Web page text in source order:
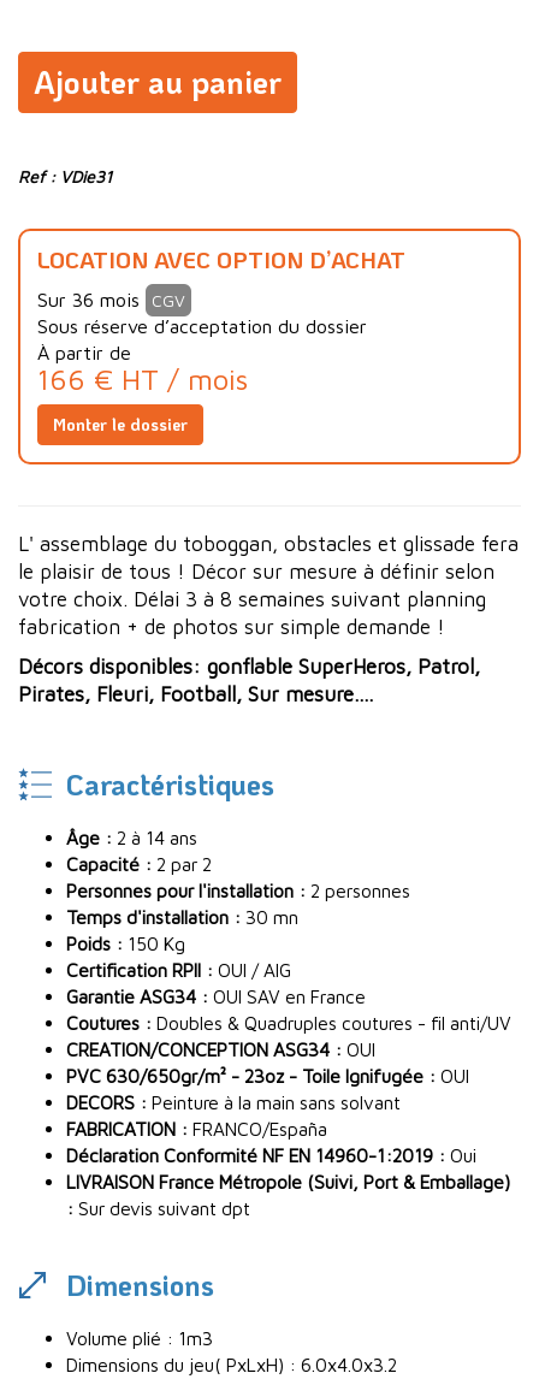
Ajouter au panier
Ref : VDie31
LOCATION AVEC OPTION D’ACHAT
Sur 36 mois CGV
Sous réserve d’acceptation du dossier
À partir de
166 € HT / mois
Monter le dossier
L' assemblage du toboggan, obstacles et glissade fera
le plaisir de tous ! Décor sur mesure à définir selon
votre choix. Délai 3 à 8 semaines suivant planning
fabrication + de photos sur simple demande !
Décors disponibles: gonflable SuperHeros, Patrol,
Pirates, Fleuri, Football, Sur mesure....
Caractéristiques
Âge : 2 à 14 ans
Capacité : 2 par 2
Personnes pour l'installation : 2 personnes
Temps d'installation : 30 mn
Poids : 150 Kg
Certification RPII : OUI / AIG
Garantie ASG34 : OUI SAV en France
Coutures : Doubles & Quadruples coutures - fil anti/UV
CREATION/CONCEPTION ASG34 : OUI
PVC 630/650gr/m² - 23oz - Toile Ignifugée : OUI
DECORS : Peinture à la main sans solvant
FABRICATION : FRANCO/España
Déclaration Conformité NF EN 14960-1:2019 : Oui
LIVRAISON France Métropole (Suivi, Port & Emballage)
: Sur devis suivant dpt
Dimensions
Volume plié : 1m3
Dimensions du jeu( PxLxH) : 6.0x4.0x3.2